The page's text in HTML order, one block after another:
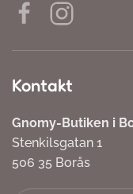
Kontakt
Gnomy-Butiken i
Stenkilsgatan 1
506 35 Borås